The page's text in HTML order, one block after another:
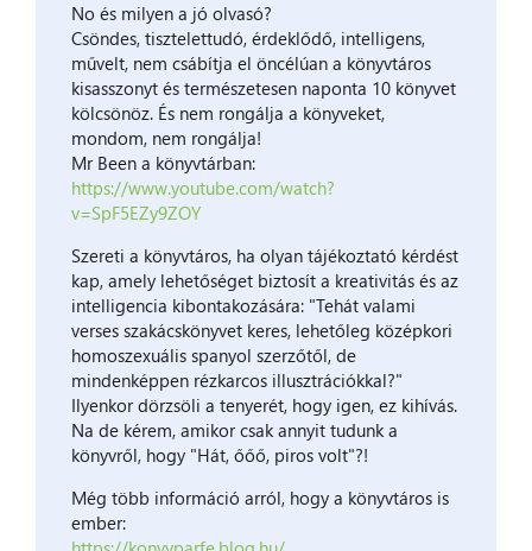
No és milyen a jó olvasó?
Csöndes, tisztelettudó, érdeklődő, intelligens,
művelt, nem csábítja el öncélúan a könyvtáros
kisasszonyt és természetesen naponta 10 könyvet
kölcsönöz. És nem rongálja a könyveket,
mondom, nem rongálja!
Mr Been a könyvtárban:
https://www.youtube.com/watch?
v=SpF5EZy9ZOY
Szereti a könyvtáros, ha olyan tájékoztató kérdést
kap, amely lehetőséget biztosít a kreativitás és az
intelligencia kibontakozására: "Tehát valami
verses szakácskönyvet keres, lehetőleg középkori
homoszexuális spanyol szerzőtől, de
mindenképpen rézkarcos illusztrációkkal?"
Ilyenkor dörzsöli a tenyerét, hogy igen, ez kihívás.
Na de kérem, amikor csak annyit tudunk a
könyvről, hogy "Hát, őőő, piros volt"?!
Még több információ arról, hogy a könyvtáros is
ember: